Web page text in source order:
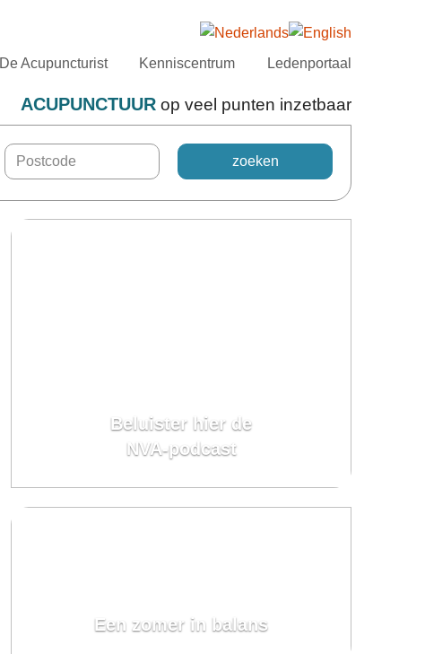
De Acupuncturist Kenniscentrum Ledenportaal
ACUPUNCTUURop veel punten inzetbaar
Beluister hier de
NVA-podcast
Een zomer in balans